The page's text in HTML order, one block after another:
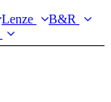
Lenze
B&R